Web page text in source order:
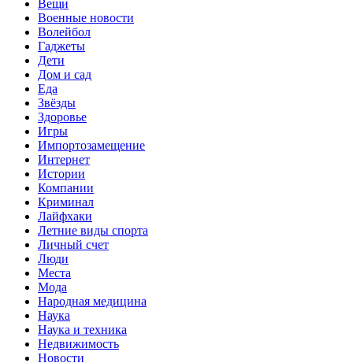
Вещи
Военные новости
Волейбол
Гаджеты
Дети
Дом и сад
Еда
Звёзды
Здоровье
Игры
Импортозамещение
Интернет
Истории
Компании
Криминал
Лайфхаки
Летние виды спорта
Личный счет
Люди
Места
Мода
Народная медицина
Наука
Наука и техника
Недвижимость
Новости